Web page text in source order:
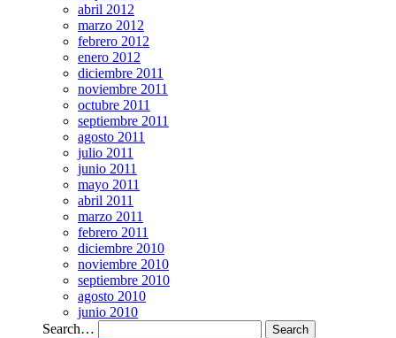
abril 2012
marzo 2012
febrero 2012
enero 2012
diciembre 2011
noviembre 2011
octubre 2011
septiembre 2011
agosto 2011
julio 2011
junio 2011
mayo 2011
abril 2011
marzo 2011
febrero 2011
diciembre 2010
noviembre 2010
septiembre 2010
agosto 2010
junio 2010
Search…